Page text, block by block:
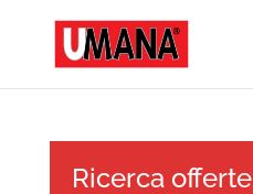
Ricerca offerte